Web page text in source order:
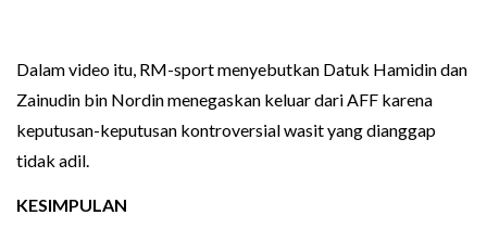
Dalam video itu, RM-sport menyebutkan Datuk Hamidin dan
Zainudin bin Nordin menegaskan keluar dari AFF karena
keputusan-keputusan kontroversial wasit yang dianggap
tidak adil.
KESIMPULAN